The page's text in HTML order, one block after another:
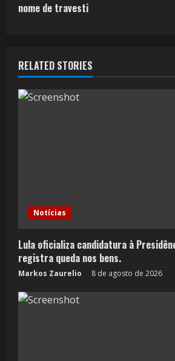
nome de travesti
RELATED STORIES
Notícias
Lula oficializa candidatura à
registra queda nos bens.
Markos Zaurelio 8 de agosto de 2026